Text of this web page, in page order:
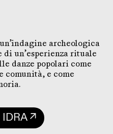
archeologica
un’esperienza rituale
danze popolari come
e come
↗